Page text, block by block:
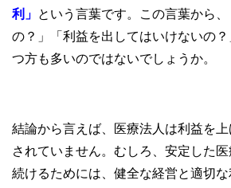
利」 という言葉です。この言葉から
の？」「利益を出してはいけないの
つ方も多いのではないでしょうか。
結論から言えば、医療法人は利益を
されていません。むしろ、安定した
続けるためには、健全な経営と適切